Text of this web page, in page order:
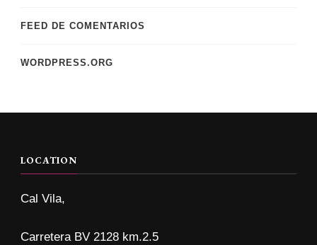
FEED DE COMENTARIOS
WORDPRESS.ORG
LOCATION
Cal Vila,
Carretera BV 2128 km.2.5